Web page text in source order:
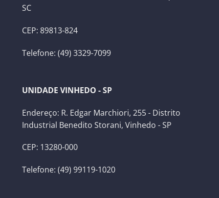
SC
CEP: 89813-824
Telefone: (49) 3329-7099
UNIDADE VINHEDO - SP
Endereço: R. Edgar Marchiori, 255 - Distrito
Industrial Benedito Storani, Vinhedo - SP
CEP: 13280-000
Telefone: (49) 99119-1020